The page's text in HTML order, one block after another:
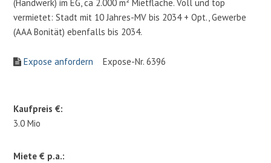
(Handwerk) im EG, ca 2.000 m² Mietfläche. Voll und top
vermietet: Stadt mit 10 Jahres-MV bis 2034 + Opt., Gewerbe
(AAA Bonität) ebenfalls bis 2034.
Expose anfordern Expose-Nr. 6396
Kaufpreis €:
3.0 Mio
Miete € p.a.: